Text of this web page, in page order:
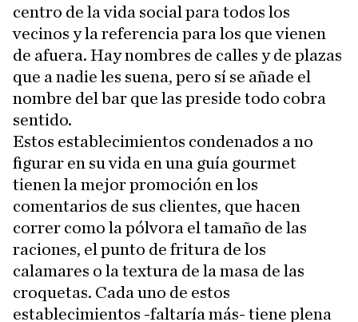
centro de la vida social para todos los
vecinos y la referencia para los que vienen
de afuera. Hay nombres de calles y de plazas
que a nadie les suena, pero sí se añade el
nombre del bar que las preside todo cobra
sentido.
Estos establecimientos condenados a no
figurar en su vida en una guía gourmet
tienen la mejor promoción en los
comentarios de sus clientes, que hacen
correr como la pólvora el tamaño de las
raciones, el punto de fritura de los
calamares o la textura de la masa de las
croquetas. Cada uno de estos
establecimientos -faltaría más- tiene plena